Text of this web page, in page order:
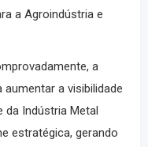
a Agroindústria e
a
a visibilidade
da Indústria Metal
estratégica, gerando